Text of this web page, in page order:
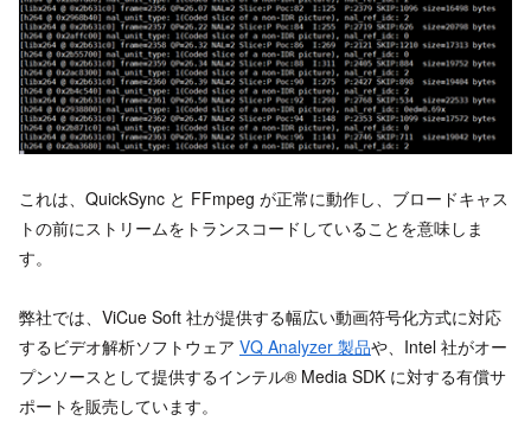
これは、QuickSync と FFmpeg が正常に動作し、ブロードキャス
トの前にストリームをトランスコードしていることを意味しま
す。
弊社では、ViCue Soft 社が提供する幅広い動画符号化方式に対応
するビデオ解析ソフトウェア VQ Analyzer 製品や、Intel 社がオー
プンソースとして提供するインテル® Media SDK に対する有償サ
ポートを販売しています。